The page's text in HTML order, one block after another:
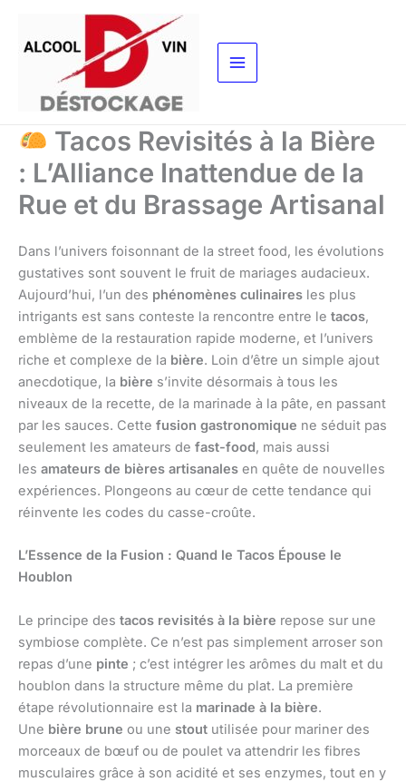
contenu
Tacos Revisités à la Bière
: L’Alliance Inattendue de la
Rue et du Brassage Artisanal
Dans l’univers foisonnant de la street food, les évolutions
gustatives sont souvent le fruit de mariages audacieux.
Aujourd’hui, l’un des phénomènes culinaires les plus
intrigants est sans conteste la rencontre entre le tacos,
emblème de la restauration rapide moderne, et l’univers
riche et complexe de la bière. Loin d’être un simple ajout
anecdotique, la bière s’invite désormais à tous les
niveaux de la recette, de la marinade à la pâte, en passant
par les sauces. Cette fusion gastronomique ne séduit pas
seulement les amateurs de fast-food, mais aussi
les amateurs de bières artisanales en quête de nouvelles
expériences. Plongeons au cœur de cette tendance qui
réinvente les codes du casse-croûte.
L’Essence de la Fusion : Quand le Tacos Épouse le
Houblon
Le principe des tacos revisités à la bière repose sur une
symbiose complète. Ce n’est pas simplement arroser son
repas d’une pinte ; c’est intégrer les arômes du malt et du
houblon dans la structure même du plat. La première
étape révolutionnaire est la marinade à la bière.
Une bière brune ou une stout utilisée pour mariner des
morceaux de bœuf ou de poulet va attendrir les fibres
musculaires grâce à son acidité et ses enzymes, tout en y